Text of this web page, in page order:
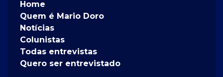
Home
Quem é Mario Doro
Notícias
Colunistas
Todas entrevistas
Quero ser entrevistado